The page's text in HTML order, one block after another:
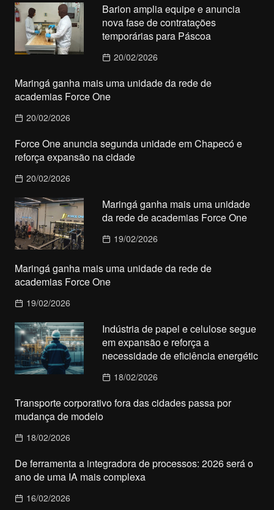
Barion amplia equipe e anuncia
nova fase de contratações
temporárias para Páscoa
20/02/2026
Maringá ganha mais uma unidade da rede de
academias Force One
20/02/2026
Force One anuncia segunda unidade em Chapecó e
reforça expansão na cidade
20/02/2026
Maringá ganha mais uma unidade
da rede de academias Force One
19/02/2026
Maringá ganha mais uma unidade da rede de
academias Force One
19/02/2026
Indústria de papel e celulose segue
em expansão e reforça a
necessidade de eficiência energétic
18/02/2026
Transporte corporativo fora das cidades passa por
mudança de modelo
18/02/2026
De ferramenta a integradora de processos: 2026 será o
ano de uma IA mais complexa
16/02/2026